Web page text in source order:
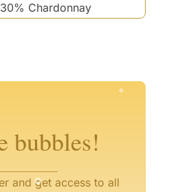
Chardonnay
bubbles!
and get access to all
°
°
°